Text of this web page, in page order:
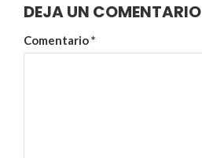
DEJA UN COMENTARIO
Comentario*